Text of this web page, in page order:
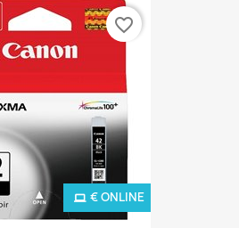
€ ONLINE
favorite_border